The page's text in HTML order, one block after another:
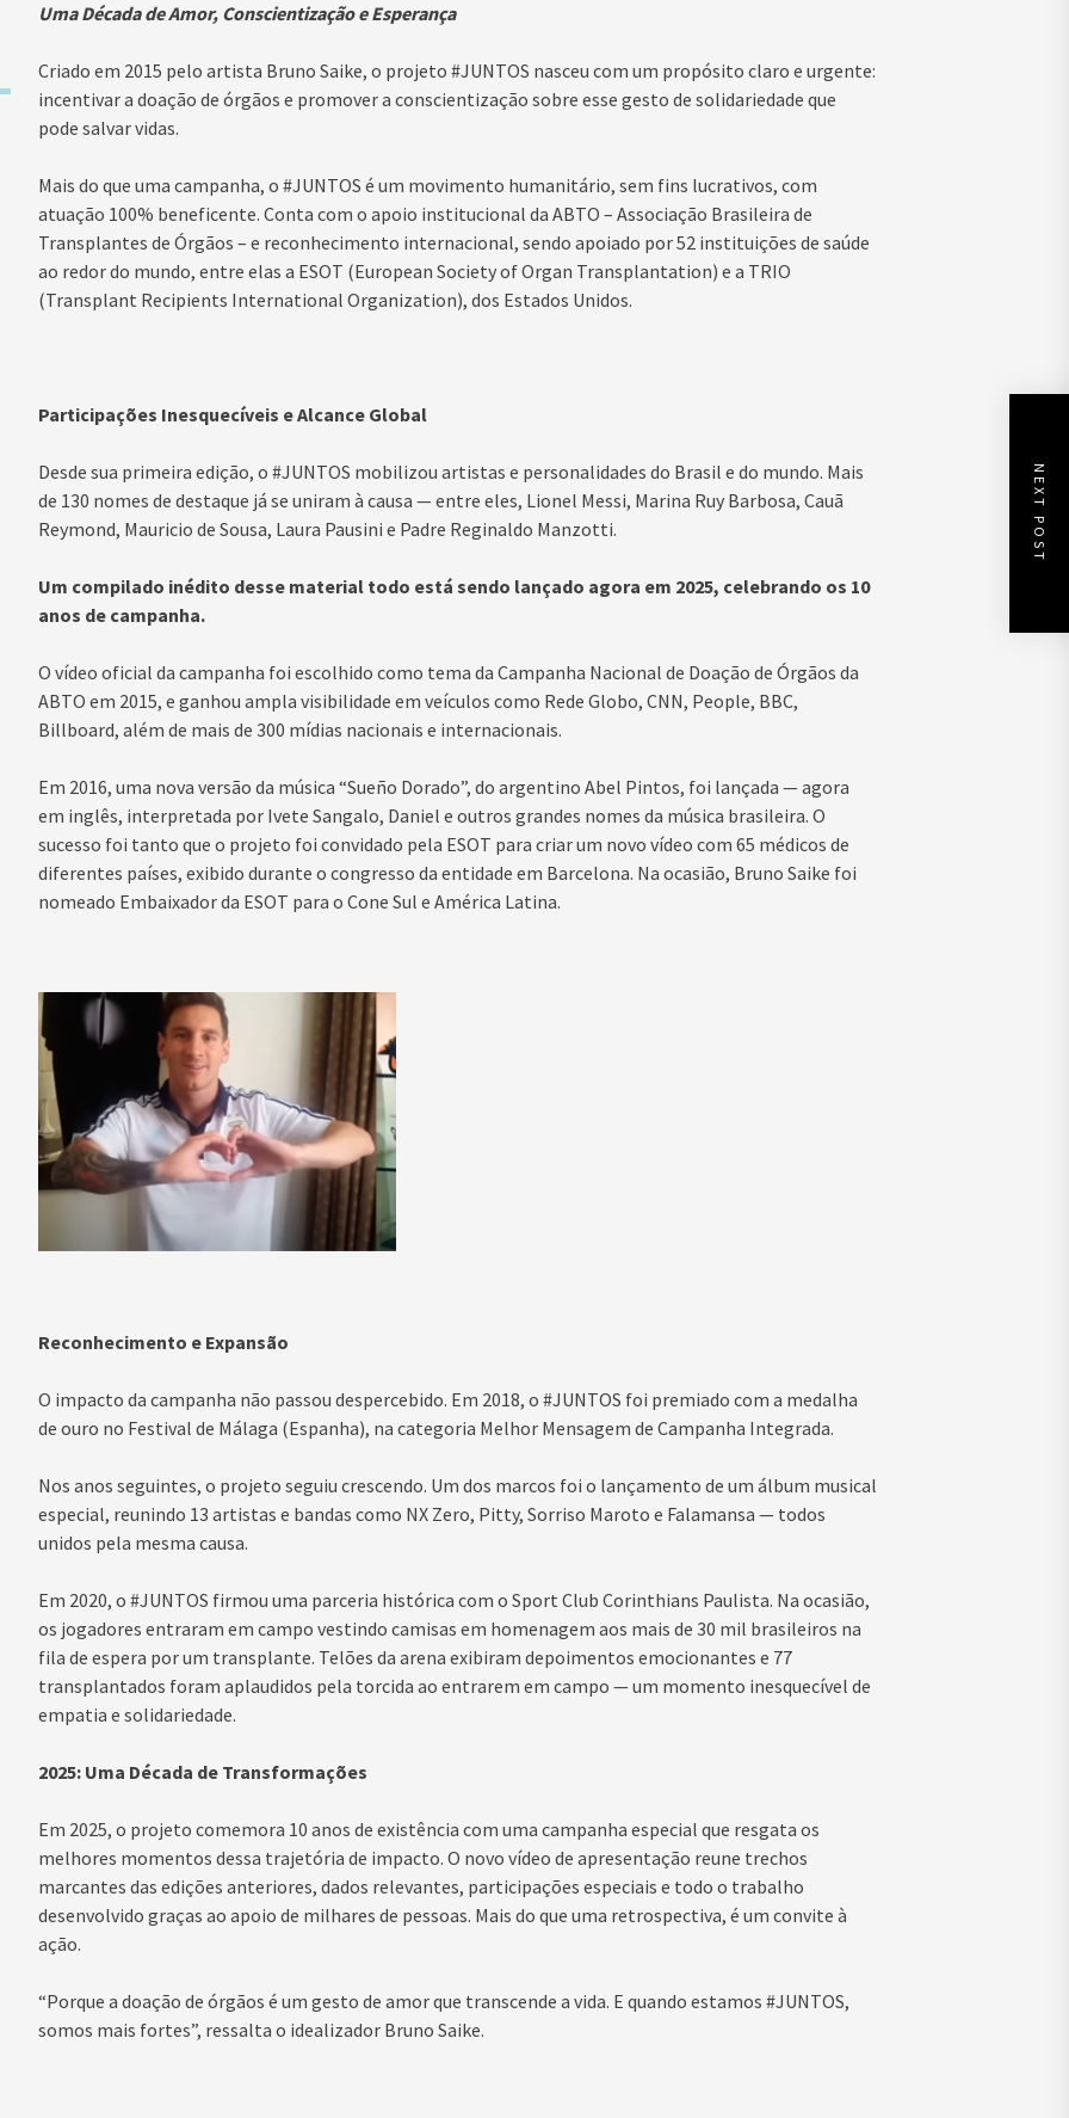
Uma Década de Amor, Conscientização e Esperança
Criado em 2015 pelo artista Bruno Saike, o projeto #JUNTOS nasceu com um propósito claro e urgente:
incentivar a doação de órgãos e promover a conscientização sobre esse gesto de solidariedade que
pode salvar vidas.
Mais do que uma campanha, o #JUNTOS é um movimento humanitário, sem fins lucrativos, com
atuação 100% beneficente. Conta com o apoio institucional da ABTO – Associação Brasileira de
Transplantes de Órgãos – e reconhecimento internacional, sendo apoiado por 52 instituições de saúde
ao redor do mundo, entre elas a ESOT (European Society of Organ Transplantation) e a TRIO
(Transplant Recipients International Organization), dos Estados Unidos.
Participações Inesquecíveis e Alcance Global
Desde sua primeira edição, o #JUNTOS mobilizou artistas e personalidades do Brasil e do mundo. Mais
de 130 nomes de destaque já se uniram à causa — entre eles, Lionel Messi, Marina Ruy Barbosa, Cauã
Reymond, Mauricio de Sousa, Laura Pausini e Padre Reginaldo Manzotti.
Um compilado inédito desse material todo está sendo lançado agora em 2025, celebrando os 10
anos de campanha.
O vídeo oficial da campanha foi escolhido como tema da Campanha Nacional de Doação de Órgãos da
ABTO em 2015, e ganhou ampla visibilidade em veículos como Rede Globo, CNN, People, BBC,
Billboard, além de mais de 300 mídias nacionais e internacionais.
Em 2016, uma nova versão da música “Sueño Dorado”, do argentino Abel Pintos, foi lançada — agora
em inglês, interpretada por Ivete Sangalo, Daniel e outros grandes nomes da música brasileira. O
sucesso foi tanto que o projeto foi convidado pela ESOT para criar um novo vídeo com 65 médicos de
diferentes países, exibido durante o congresso da entidade em Barcelona. Na ocasião, Bruno Saike foi
nomeado Embaixador da ESOT para o Cone Sul e América Latina.
Reconhecimento e Expansão
O impacto da campanha não passou despercebido. Em 2018, o #JUNTOS foi premiado com a medalha
de ouro no Festival de Málaga (Espanha), na categoria Melhor Mensagem de Campanha Integrada.
Nos anos seguintes, o projeto seguiu crescendo. Um dos marcos foi o lançamento de um álbum musical
especial, reunindo 13 artistas e bandas como NX Zero, Pitty, Sorriso Maroto e Falamansa — todos
unidos pela mesma causa.
Em 2020, o #JUNTOS firmou uma parceria histórica com o Sport Club Corinthians Paulista. Na ocasião,
os jogadores entraram em campo vestindo camisas em homenagem aos mais de 30 mil brasileiros na
fila de espera por um transplante. Telões da arena exibiram depoimentos emocionantes e 77
transplantados foram aplaudidos pela torcida ao entrarem em campo — um momento inesquecível de
empatia e solidariedade.
2025: Uma Década de Transformações
Em 2025, o projeto comemora 10 anos de existência com uma campanha especial que resgata os
melhores momentos dessa trajetória de impacto. O novo vídeo de apresentação reune trechos
marcantes das edições anteriores, dados relevantes, participações especiais e todo o trabalho
desenvolvido graças ao apoio de milhares de pessoas. Mais do que uma retrospectiva, é um convite à
ação.
“Porque a doação de órgãos é um gesto de amor que transcende a vida. E quando estamos #JUNTOS,
somos mais fortes”, ressalta o idealizador Bruno Saike.
NEXT POST